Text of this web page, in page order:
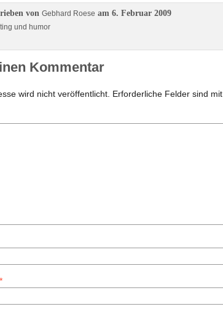
von Gebhard Roese am 6. Februar 2009
und humor
Kommentar
wird nicht veröffentlicht. Erforderliche Felder sind mit
*